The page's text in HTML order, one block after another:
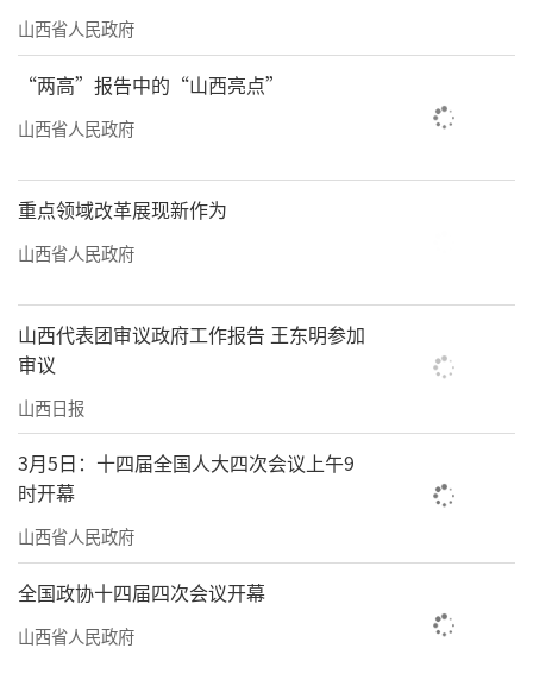
山西省人民政府
“两高”报告中的“山西亮点”
山西省人民政府
重点领域改革展现新作为
山西省人民政府
山西代表团审议政府工作报告 王东明参加
审议
山西日报
3月5日：十四届全国人大四次会议上午9
时开幕
山西省人民政府
全国政协十四届四次会议开幕
山西省人民政府